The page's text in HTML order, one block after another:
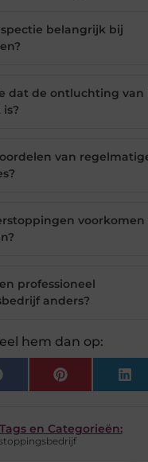
belangrijk bij
dat de ontluchting van
van
voorkomen
professioneel
anders?
hem dan op:
Facebook Pinterest
Tags en Categorieën: